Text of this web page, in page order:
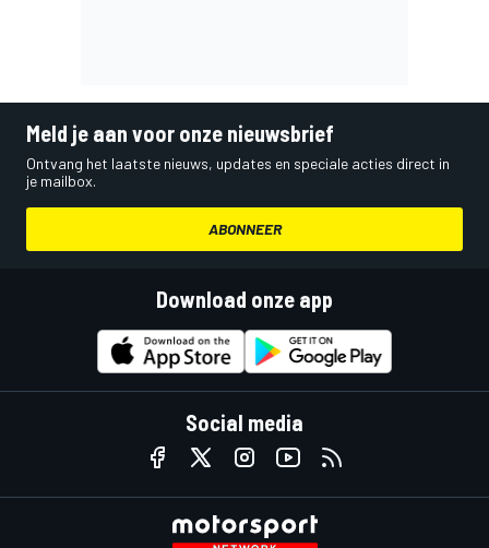
Meld je aan voor onze nieuwsbrief
Ontvang het laatste nieuws, updates en speciale acties direct in
je mailbox.
ABONNEER
Download onze app
Social media